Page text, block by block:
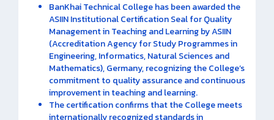
BanKhai Technical College has been awarded the
ASIIN Institutional Certification Seal for Quality
Management in Teaching and Learning by ASIIN
(Accreditation Agency for Study Programmes in
Engineering, Informatics, Natural Sciences and
Mathematics), Germany, recognizing the College’s
commitment to quality assurance and continuous
improvement in teaching and learning.
The certification confirms that the College meets
internationally recognized standards in